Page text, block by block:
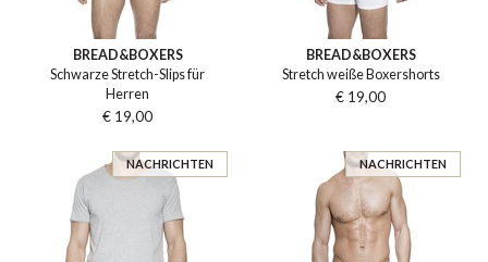
BREAD&BOXERS
Schwarze Stretch-Slips für
Herren
€ 19,00
BREAD&BOXERS
Stretch weiße Boxershorts
€ 19,00
NACHRICHTEN NACHRICHTEN